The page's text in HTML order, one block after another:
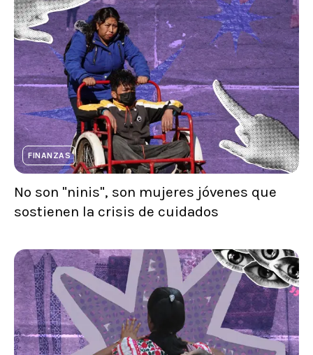
FINANZAS
No son "ninis", son mujeres jóvenes que
sostienen la crisis de cuidados